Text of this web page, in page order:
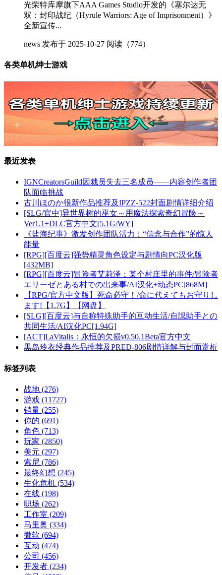
光荣特库摩旗下AAA Games Studio开发的《塞尔达无
双：封印战纪（Hyrule Warriors: Age of Imprisonment）》
全新宣传...
news 发布于 2025-10-27 阅读（774）
各类单机绅士游戏
最近发表
IGNCreatorsGuild因裁员失去三名成员——内容创作者团
队面临挑战
古川ほのか很新作品推荐及IPZZ-522封面剧情详细介绍
[SLG/官中]异世界树的巫女～用魔法探索奇幻冒险～
Ver1.1+DLC官方中文[5.1G/WY]
《盐海纪事》激发创作团队活力：“信念与合作”的惊人
能量
[RPG][百度云]强势精灵角色设定与剧情向PC汉化版
[432MB]
[RPG][百度云]冒险者艾莉泽：某个村庄里的事件/冒険者
エリーゼとある村での出来事/AI汉化+动态PC[868M]
【RPG/官方中文版】死命必守！/命に代えてもお守りし
ます!【1.7G】【网盘】
[SLG][百度云]与自称特殊助手的互动生活/自認助手との
共同生活/AI汉化PC[1.94G]
[ACT]LaVitalis：永恒的欠损v0.50.1Beta官方中文
黒岛玲衣经典作品推荐及PRED-806剧情详解与封面赏析
标签列表
战地 (276)
游戏 (11727)
销量 (255)
你的 (691)
角色 (713)
玩家 (2850)
美元 (297)
索尼 (786)
最终幻想 (245)
生化危机 (534)
在线 (198)
职场 (262)
工作室 (209)
马里奥 (334)
微软 (694)
互动 (474)
公司 (456)
开发者 (234)